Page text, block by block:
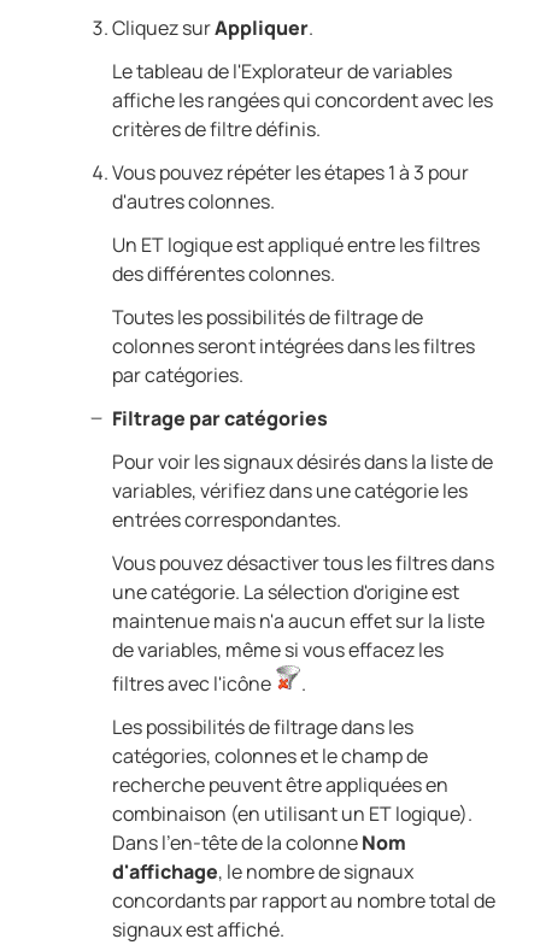
Cliquez surAppliquer.
Le tableau de l'Explorateur de variables
affiche les rangées qui concordent avec les
critères de filtre définis.
Vous pouvez répéter les étapes 1 à 3 pour
d'autres colonnes.
Un ET logique est appliqué entre les filtres
des différentes colonnes.
Toutes les possibilités de filtrage de
colonnes seront intégrées dans les filtres
par catégories.
Filtrage par catégories
Pour voir les signaux désirés dans la liste de
variables, vérifiez dans une catégorie les
entrées correspondantes.
Vous pouvez désactiver tous les filtres dans
une catégorie. La sélection d'origine est
maintenue mais n'a aucun effet sur la liste
de variables, même si vous effacez les
filtres avec l'icône
.
Les possibilités de filtrage dans les
catégories, colonnes et le champ de
recherche peuvent être appliquées en
combinaison (en utilisant un ET logique).
Dans l'en-tête de la colonneNom
d'affichage, le nombre de signaux
concordants par rapport au nombre total de
signaux est affiché.